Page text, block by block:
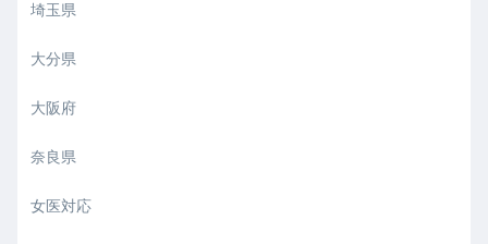
埼玉県
大分県
大阪府
奈良県
女医対応